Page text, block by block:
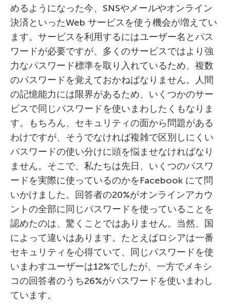
めるようになった今、SNSやメールやオンライン
決済といったWeb サービスを使う機会が増えてい
ます。サービスを利用するにはユーザー名とパス
ワードが必要ですが、多くのサービスではより強
力なパスワード標準を取り入れているため、複数
のパスワードを覚えておかねばなりません。人間
の記憶能力には限界があるため、いくつかのサー
ビスで同じパスワードを使いまわしたくもなりま
す。もちろん、セキュリティの面から問題がある
わけですが、そうでなければ複雑で区別しにくい
パスワードの使い分けに頭を悩ませなければなり
ません。そこで、私たちは先日、いくつのパスワ
ードを実際に使っているのかをFacebook にて問
いかけました。回答者の20%がオンラインアカウ
ントの全部に同じパスワードを使っていることを
認めたのは、驚くことではありません。当然、国
によって違いはあります。たとえばロシアは一番
セキュリティを心得ていて、同じパスワードを使
いまわすユーザーは12%でしたが、一方でメキシ
コの回答者のうち26%がパスワードを使いまわし
ています。